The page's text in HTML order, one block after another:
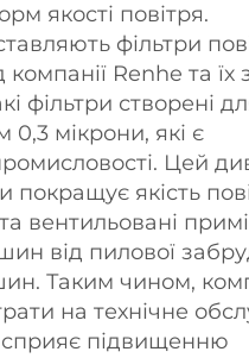
якості повітря.
фільтри
Renhe та їх
фільтри створені
0,3 мікрони, які є
Цей
покращує якість
вентильовані
від пилової
Таким чином,
на технічне
підвищенню